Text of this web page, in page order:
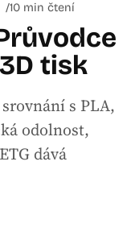
10 min čtení
tisk
s PLA,
odolnost,
dává